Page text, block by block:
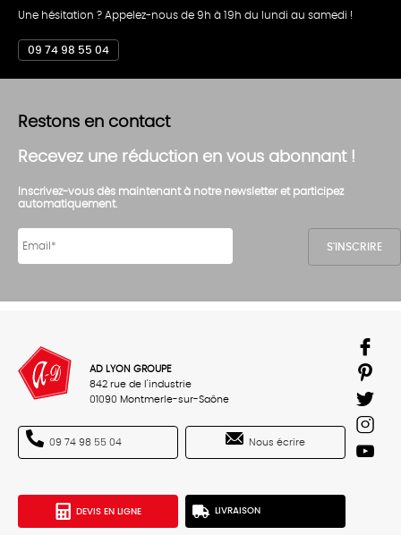
Une hésitation ? Appelez-nous de 9h à 19h du lundi au samedi !
09 74 98 55 04
Restons en contact
Recevez une réduction en vous abonnant !
Inscrivez-vous dès maintenant à notre newsletter et participez
automatiquement.
AD LYON GROUPE
842 rue de l'industrie
01090 Montmerle-sur-Saône
09 74 98 55 04 Nous écrire
DEVIS EN LIGNE LIVRAISON